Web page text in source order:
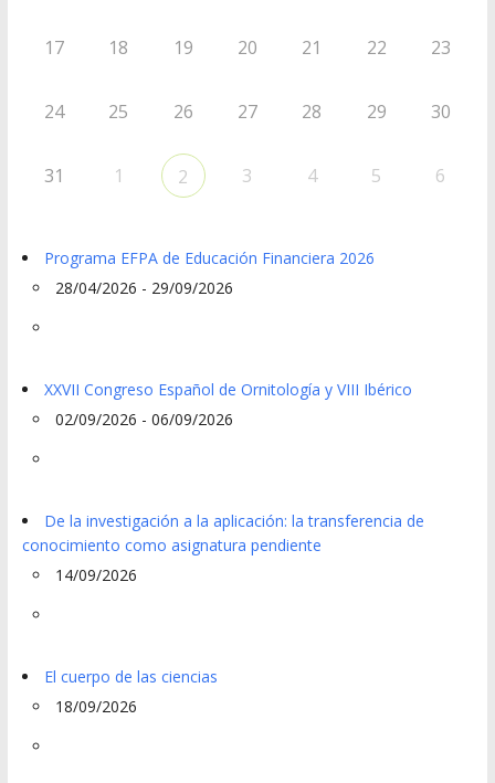
17 18 19 20 21 22 23
24 25 26 27 28 29 30
31 1 2 3 4 5 6
Programa EFPA de Educación Financiera 2026
28/04/2026 - 29/09/2026
XXVII Congreso Español de Ornitología y VIII Ibérico
02/09/2026 - 06/09/2026
De la investigación a la aplicación: la transferencia de
conocimiento como asignatura pendiente
14/09/2026
El cuerpo de las ciencias
18/09/2026